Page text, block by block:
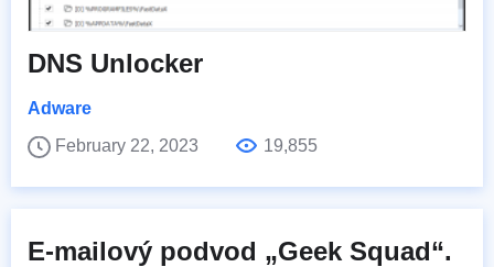
DNS Unlocker
Adware
February 22, 2023
19,855
E-mailový podvod „Geek Squad“.